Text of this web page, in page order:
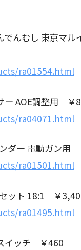
でんむし 東京マ
ra01554.html
ー AOE調整用 ￥
ra04071.html
ンダー 電動ガン
ra01501.html
セット 18:1 ￥
ra01495.html
イッチ ￥460